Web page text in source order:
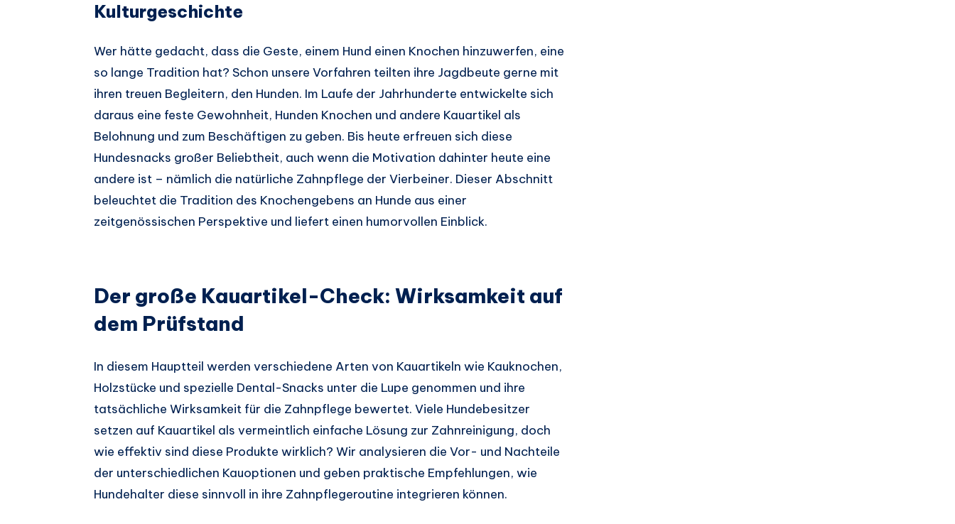
Kulturgeschichte
Wer hätte gedacht, dass die Geste, einem Hund einen Knochen hinzuwerfen, eine
so lange Tradition hat? Schon unsere Vorfahren teilten ihre Jagdbeute gerne mit
ihren treuen Begleitern, den Hunden. Im Laufe der Jahrhunderte entwickelte sich
daraus eine feste Gewohnheit, Hunden Knochen und andere Kauartikel als
Belohnung und zum Beschäftigen zu geben. Bis heute erfreuen sich diese
Hundesnacks großer Beliebtheit, auch wenn die Motivation dahinter heute eine
andere ist – nämlich die natürliche Zahnpflege der Vierbeiner. Dieser Abschnitt
beleuchtet die Tradition des Knochengebens an Hunde aus einer
zeitgenössischen Perspektive und liefert einen humorvollen Einblick.
Der große Kauartikel-Check: Wirksamkeit auf
dem Prüfstand
In diesem Hauptteil werden verschiedene Arten von Kauartikeln wie Kauknochen,
Holzstücke und spezielle Dental-Snacks unter die Lupe genommen und ihre
tatsächliche Wirksamkeit für die Zahnpflege bewertet. Viele Hundebesitzer
setzen auf Kauartikel als vermeintlich einfache Lösung zur Zahnreinigung, doch
wie effektiv sind diese Produkte wirklich? Wir analysieren die Vor- und Nachteile
der unterschiedlichen Kauoptionen und geben praktische Empfehlungen, wie
Hundehalter diese sinnvoll in ihre Zahnpflegeroutine integrieren können.